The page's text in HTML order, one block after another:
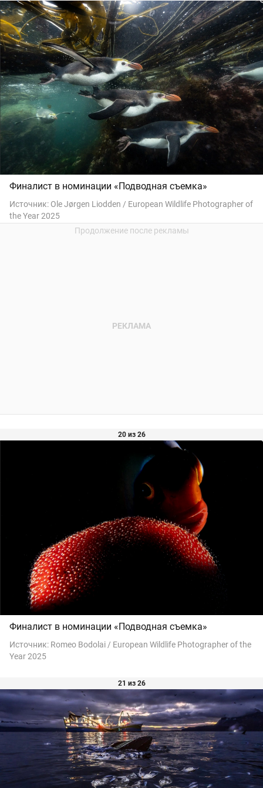
Финалист в номинации «Подводная съемка»
Источник: Ole Jørgen Liodden / European Wildlife Photographer of
the Year 2025
20 из 26
Финалист в номинации «Подводная съемка»
Источник: Romeo Bodolai / European Wildlife Photographer of the
Year 2025
21 из 26